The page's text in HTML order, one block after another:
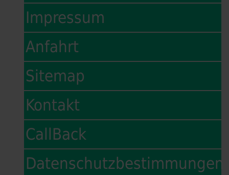
Impressum
Anfahrt
Sitemap
Kontakt
CallBack
Datenschutzbestimmungen